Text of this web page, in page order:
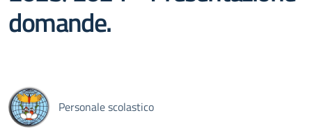
domande.
Personale scolastico